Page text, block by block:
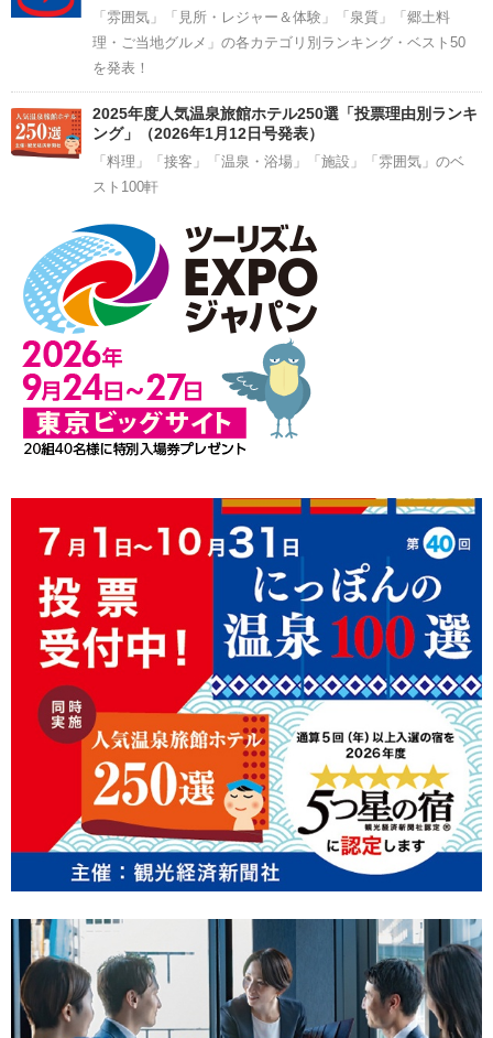
「雰囲気」「見所・レジャー＆体験」「泉質」「郷土料
理・ご当地グルメ」の各カテゴリ別ランキング・ベスト50
を発表！
2025年度人気温泉旅館ホテル250選「投票理由別ランキ
ング」（2026年1月12日号発表）
「料理」「接客」「温泉・浴場」「施設」「雰囲気」のベ
スト100軒